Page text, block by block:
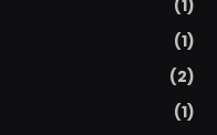
(1)
(1)
(2)
(1)